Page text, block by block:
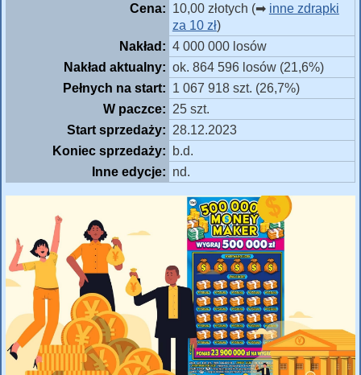
Cena: 10,00 złotych (➡ inne zdrapki
za 10 zł)
Nakład: 4 000 000 losów
Nakład aktualny: ok. 864 596 losów (21,6%)
Pełnych na start: 1 067 918 szt. (26,7%)
W paczce: 25 szt.
Start sprzedaży: 28.12.2023
Koniec sprzedaży:
b.d.
Inne edycje: nd.